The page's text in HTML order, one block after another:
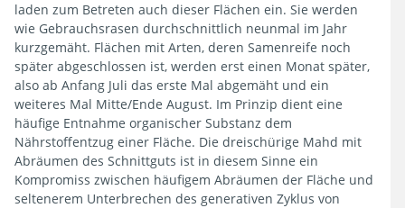
laden zum Betreten auch dieser Flächen ein. Sie werden
wie Gebrauchsrasen durchschnittlich neunmal im Jahr
kurzgemäht. Flächen mit Arten, deren Samenreife noch
später abgeschlossen ist, werden erst einen Monat später,
also ab Anfang Juli das erste Mal abgemäht und ein
weiteres Mal Mitte/Ende August. Im Prinzip dient eine
häufige Entnahme organischer Substanz dem
Nährstoffentzug einer Fläche. Die dreischürige Mahd mit
Abräumen des Schnittguts ist in diesem Sinne ein
Kompromiss zwischen häufigem Abräumen der Fläche und
seltenerem Unterbrechen des generativen Zyklus von